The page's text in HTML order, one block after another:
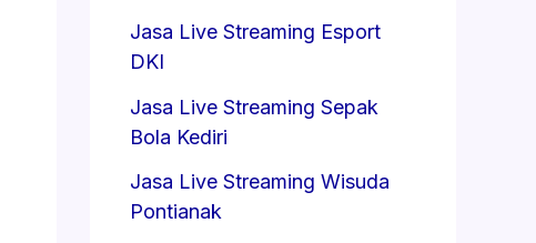
Jasa Live Streaming Esport
DKI
Jasa Live Streaming Sepak
Bola Kediri
Jasa Live Streaming Wisuda
Pontianak